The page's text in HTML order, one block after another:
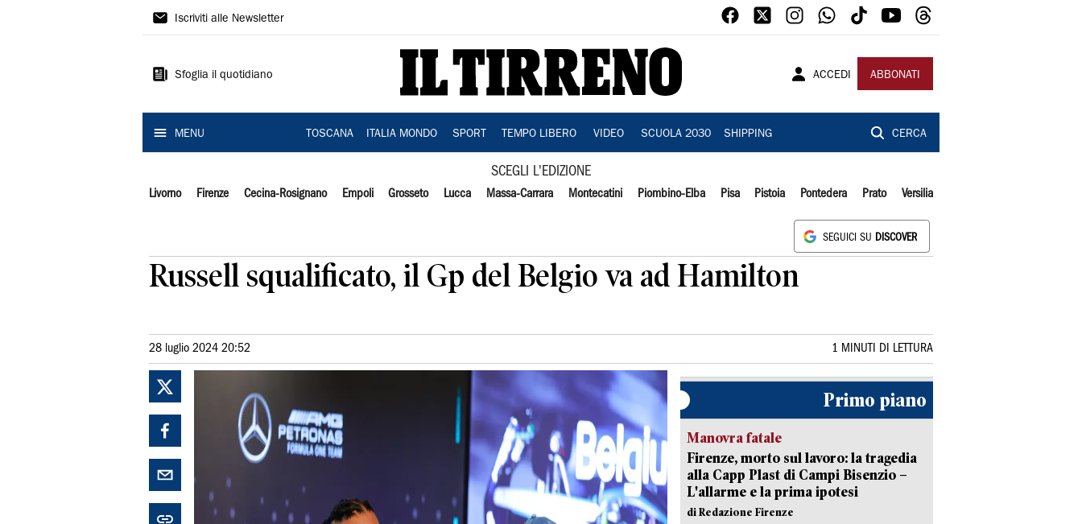
Il
Iscriviti alle Newsletter
Sfoglia il quotidiano ACCEDI ABBONATI
MENU TOSCANA ITALIA MONDO SPORT TEMPO LIBERO VIDEO SCUOLA 2030 SHIPPING CERCA
SCEGLI L'EDIZIONE
Livorno Firenze Cecina-Rosignano Empoli Grosseto Lucca Massa-Carrara Montecatini Piombino-Elba Pisa Pistoia Pontedera Prato Versilia
SEGUICI SU DISCOVER
Russell squalificato, il Gp del Belgio va ad Hamilton
28 luglio 2024 20:52 1 MINUTI DI LETTURA
Primo piano
Manovra fatale
Firenze, morto sul lavoro: la tragedia
alla Capp Plast di Campi Bisenzio –
L'allarme e la prima ipotesi
di Redazione Firenze